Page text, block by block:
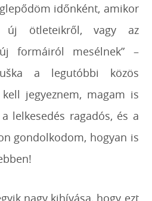
időnként, amikor
új ötleteikről, vagy az
formáiról mesélnek” –
a legutóbbi közös
jegyeznem, magam is
lelkesedés ragadós, és a
gondolkodom, hogyan is
nagy kihívása, hogy ezt